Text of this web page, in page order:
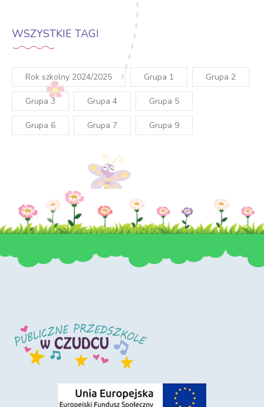
WSZYSTKIE TAGI
Rok szkolny 2024/2025 Grupa 1 Grupa 2
Grupa 3 Grupa 4 Grupa 5
Grupa 6 Grupa 7 Grupa 9